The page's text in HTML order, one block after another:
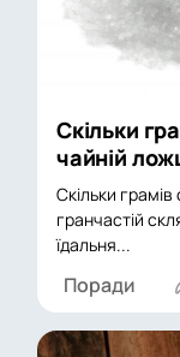
Скільки
чайній
Скільки грамів
гранчастій
їдальня...
Поради